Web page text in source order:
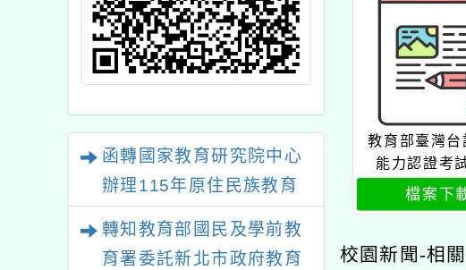
函轉國家教育研究院中心
辦理115年原住民族教育
政策研討會「原住民族教
育國際趨勢與發展」
轉知教育部國民及學前教
育署委託新北市政府教育
教育部臺灣台
能力認證考
檔案下
校園新聞-相